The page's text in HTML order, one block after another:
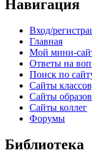
Навигация
Вход/
Главная
Мой мини-
Ответы на
Поиск по
Сайты
Сайты
Сайты коллег
Форумы
Библиотека